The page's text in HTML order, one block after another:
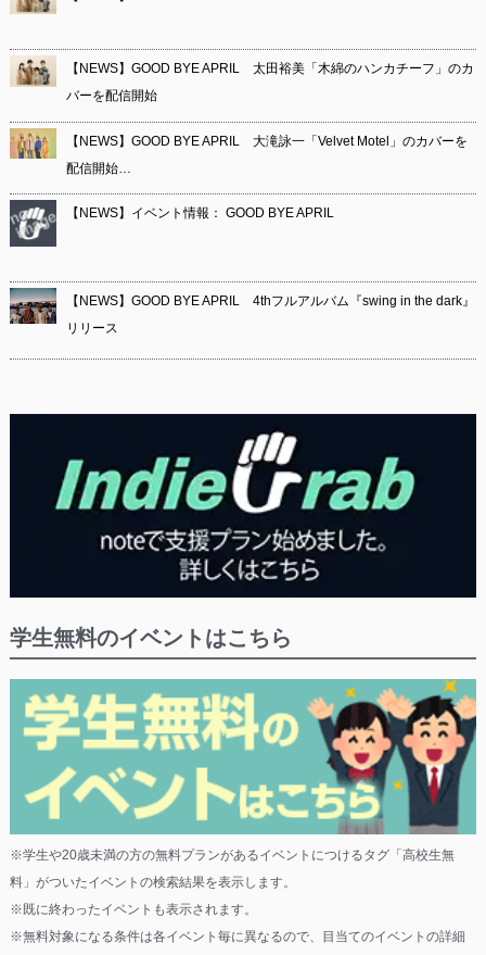
【NEWS】GOOD BYE APRIL 太田裕美「木綿のハンカチーフ」のカ
バーを配信開始
【NEWS】GOOD BYE APRIL 大滝詠一「Velvet Motel」のカバーを
配信開始…
【NEWS】イベント情報： GOOD BYE APRIL
【NEWS】GOOD BYE APRIL 4thフルアルバム『swing in the dark』
リリース
学生無料のイベントはこちら
※学生や20歳未満の方の無料プランがあるイベントにつけるタグ「高校生無
料」がついたイベントの検索結果を表示します。
※既に終わったイベントも表示されます。
※無料対象になる条件は各イベント毎に異なるので、目当てのイベントの詳細